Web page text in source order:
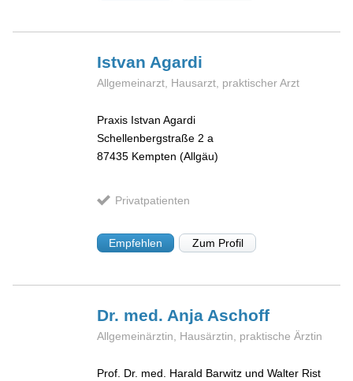
Istvan Agardi
Allgemeinarzt, Hausarzt, praktischer Arzt
Praxis Istvan Agardi
Schellenbergstraße 2 a
87435 Kempten (Allgäu)
Privatpatienten
Empfehlen Zum Profil
Dr. med. Anja Aschoff
Allgemeinärztin, Hausärztin, praktische Ärztin
Prof. Dr. med. Harald Barwitz und Walter Rist